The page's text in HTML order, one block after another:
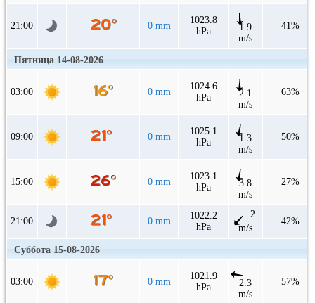
21:00 0 mm
1023.8
hPa
1.9
m/s
41%
Пятница 14-08-2026
03:00 0 mm
1024.6
hPa
2.1
m/s
63%
09:00 0 mm
1025.1
hPa
1.3
m/s
50%
15:00 0 mm
1023.1
hPa
3.8
m/s
27%
21:00 0 mm
1022.2
hPa
2
m/s
42%
Суббота 15-08-2026
03:00 0 mm
1021.9
hPa
2.3
m/s
57%